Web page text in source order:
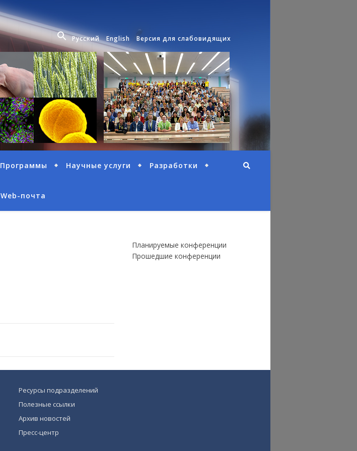
Русский English Версия для слабовидящих
Программы Научные услуги Разработки
Web-почта
Планируемые конференции
Прошедшие конференции
Ресурсы подразделений
Полезные ссылки
Архив новостей
Пресс-центр